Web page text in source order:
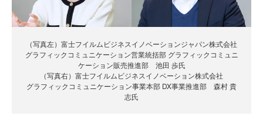
（写真左）富士フイルムビジネスイノベーションジャパン株式会社
グラフィックコミュニケーション営業統括部 グラフィックコミュニ
ケーション販売推進部 池田 歩氏
（写真右）富士フイルムビジネスイノベーション株式会社
グラフィックコミュニケーション事業本部 DX事業推進部 森村 貴
志氏